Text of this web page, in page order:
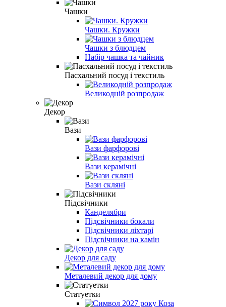
Чашки
Чашки. Кружки
Чашки з блюдцем
Набір чашка та чайник
Пасхальний посуд і текстиль
Великодній розпродаж
Декор
Вази
Вази фарфорові
Вази керамічні
Вази скляні
Підсвічники
Канделябри
Підсвічники бокали
Підсвічники ліхтарі
Підсвічники на камін
Декор для саду
Металевий декор для дому
Статуетки